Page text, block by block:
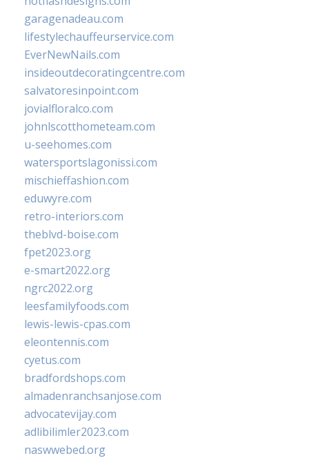
garagenadeau.com
lifestylechauffeurservice.com
EverNewNails.com
insideoutdecoratingcentre.com
salvatoresinpoint.com
jovialfloralco.com
johnlscotthometeam.com
u-seehomes.com
watersportslagonissi.com
mischieffashion.com
eduwyre.com
retro-interiors.com
theblvd-boise.com
fpet2023.org
e-smart2022.org
ngrc2022.org
leesfamilyfoods.com
lewis-lewis-cpas.com
eleontennis.com
cyetus.com
bradfordshops.com
almadenranchsanjose.com
advocatevijay.com
adlibilimler2023.com
naswwebed.org